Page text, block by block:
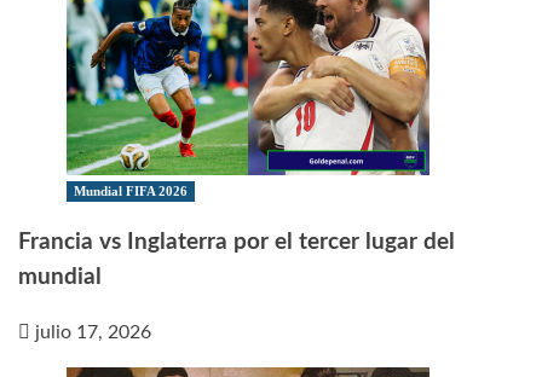
Mundial FIFA 2026
Francia vs Inglaterra por el tercer lugar del
mundial
julio 17, 2026